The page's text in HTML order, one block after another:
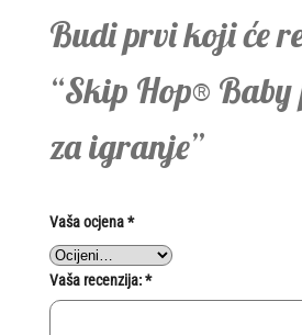
Budi prvi koji će
“Skip Hop®
za igranje”
Vaša ocjena*
Vaša recenzija:*